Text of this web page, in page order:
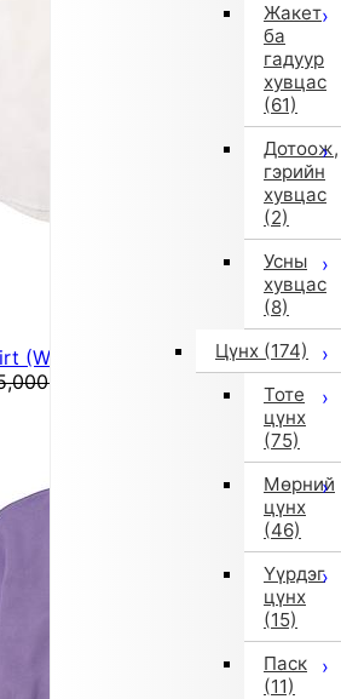
Жакет
ба
гадуур
хувцас
(61)
Дотоож,
гэрийн
хувцас
(2)
Усны
хувцас
(8)
Цүнх (174)
Тоте
цүнх
(75)
Мөрний
цүнх
(46)
Үүрдэг
цүнх
(15)
Паск
(11)
(White)